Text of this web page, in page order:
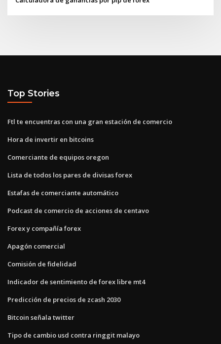
Top Stories
Ftl te encuentras con una gran estación de comercio
Hora de invertir en bitcoins
Comerciante de equipos oregon
Lista de todos los pares de divisas forex
Estafas de comerciante automático
Podcast de comercio de acciones de centavo
Forex y compañía forex
Apagón comercial
Comisión de fidelidad
Indicador de sentimiento de forex libre mt4
Predicción de precios de zcash 2030
Bitcoin señala twitter
Tipo de cambio usd contra ringgit malayo